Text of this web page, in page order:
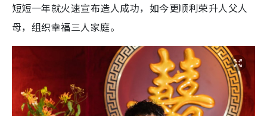
短短一年就火速宣布造人成功，如今更顺利荣升人父人
母，组织幸福三人家庭。